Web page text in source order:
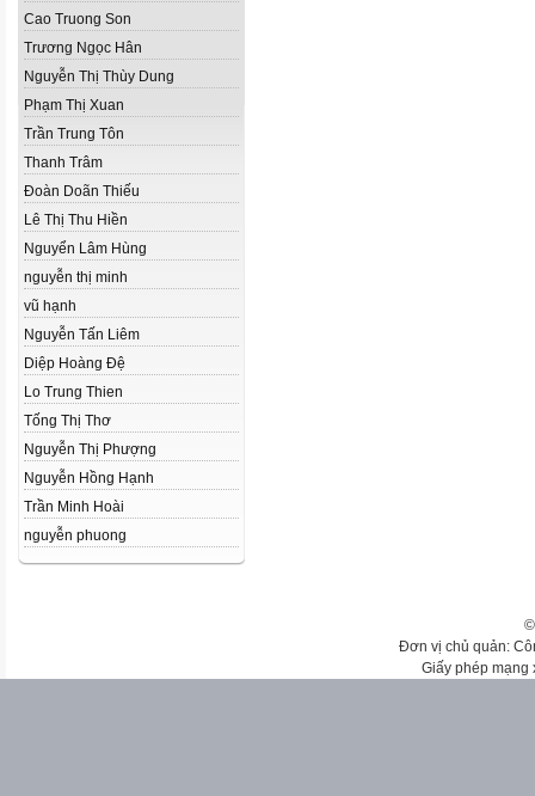
Cao Truong Son
Trương Ngọc Hân
Nguyễn Thị Thùy Dung
Phạm Thị Xuan
Trần Trung Tôn
Thanh Trâm
Đoàn Doãn Thiếu
Lê Thị Thu Hiền
Nguyển Lâm Hùng
nguyễn thị minh
vũ hạnh
Nguyễn Tấn Liêm
Diệp Hoàng Đệ
Lo Trung Thien
Tống Thị Thơ
Nguyễn Thị Phượng
Nguyễn Hồng Hạnh
Trần Minh Hoài
nguyễn phuong
Đơn vị chủ quản:
Giấy phép mạng